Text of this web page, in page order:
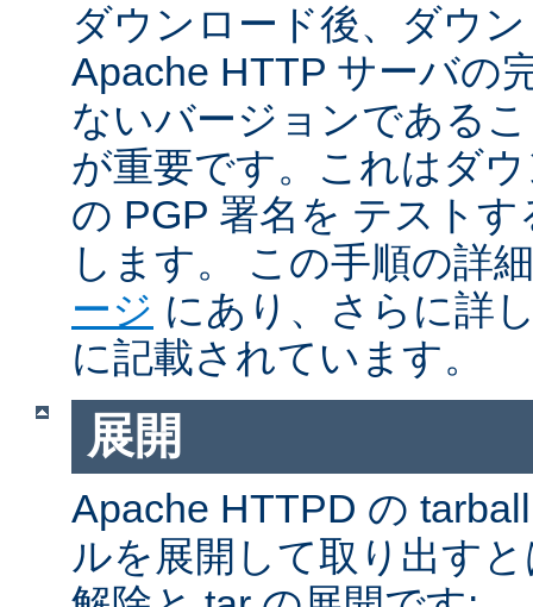
ダウンロード後、ダウ
Apache HTTP サーバの
ないバージョンである
が重要です。これはダ
の PGP 署名を テスト
します。 この手順の詳
ージ にあり、さらに詳
に記載されています。
展開
Apache HTTPD の
ルを展開して取り出す